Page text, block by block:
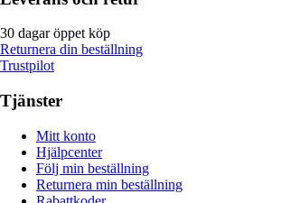
30 dagar öppet köp
Returnera din beställning
Trustpilot
Tjänster
Mitt konto
Hjälpcenter
Följ min beställning
Returnera min beställning